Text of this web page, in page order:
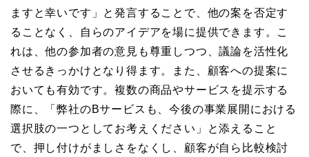
ますと幸いです」と発言することで、他の案を否定す
ることなく、自らのアイデアを場に提供できます。こ
れは、他の参加者の意見も尊重しつつ、議論を活性化
させるきっかけとなり得ます。また、顧客への提案に
おいても有効です。複数の商品やサービスを提示する
際に、「弊社のBサービスも、今後の事業展開における
選択肢の一つとしてお考えください」と添えること
で、押し付けがましさをなくし、顧客が自ら比較検討